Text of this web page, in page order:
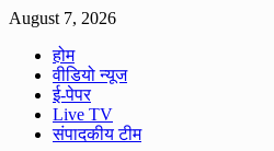
Skip
content
August 7, 2026
होम
वीडियो न्यूज
ई-पेपर
Live TV
संपादकीय टीम